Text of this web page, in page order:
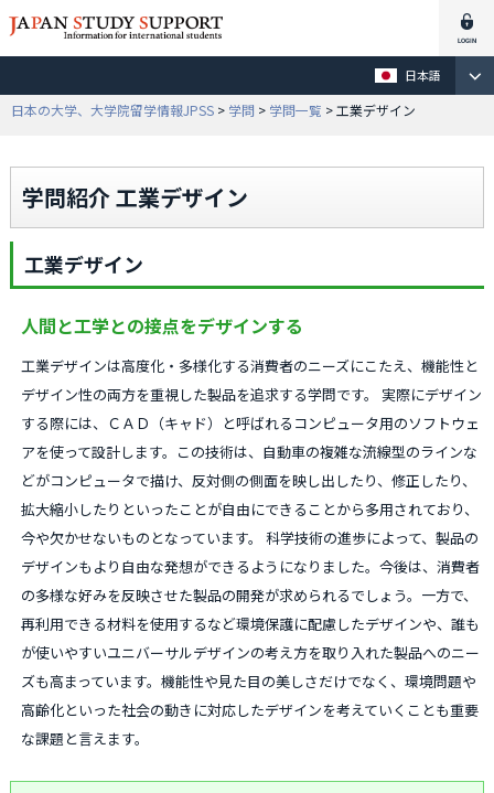
日本語
日本の大学、大学院留学情報JPSS > 学問 > 学問一覧 > 工業デザイン
学問紹介 工業デザイン
工業デザイン
人間と工学との接点をデザインする
工業デザインは高度化・多様化する消費者のニーズにこたえ、機能性と
デザイン性の両方を重視した製品を追求する学問です。 実際にデザイン
する際には、ＣＡＤ（キャド）と呼ばれるコンピュータ用のソフトウェ
アを使って設計します。この技術は、自動車の複雑な流線型のラインな
どがコンピュータで描け、反対側の側面を映し出したり、修正したり、
拡大縮小したりといったことが自由にできることから多用されており、
今や欠かせないものとなっています。 科学技術の進歩によって、製品の
デザインもより自由な発想ができるようになりました。今後は、消費者
の多様な好みを反映させた製品の開発が求められるでしょう。一方で、
再利用できる材料を使用するなど環境保護に配慮したデザインや、誰も
が使いやすいユニバーサルデザインの考え方を取り入れた製品へのニー
ズも高まっています。機能性や見た目の美しさだけでなく、環境問題や
高齢化といった社会の動きに対応したデザインを考えていくことも重要
な課題と言えます。